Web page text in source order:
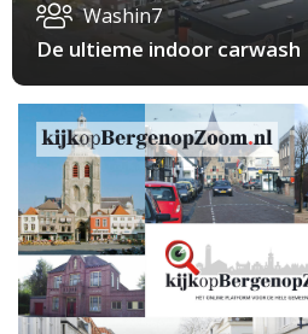
Washin7
De ultieme indoor carwash